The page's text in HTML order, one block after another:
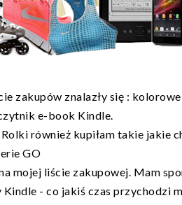
zakupów znalazły się :
e-book Kindle.
również kupiłam takie jakie
GO
mojej liście zakupowej. Mam
- co jakiś czas przychodzi